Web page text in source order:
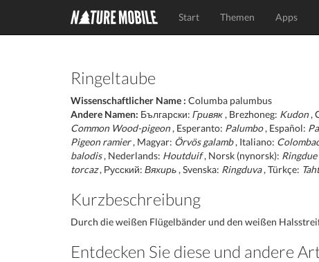
Start Themen Apps
Ringeltaube
Wissenschaftlicher Name : Columba palumbus
Andere Namen: Български: Гривяк , Brezhoneg: Kudon,
Common Wood-pigeon, Esperanto: Palumbo, Español:
Pigeon ramier, Magyar: Örvös galamb, Italiano:
balodis, Nederlands: Houtduif, Norsk (nynorsk): Ringdue
torcaz, Русский: Вяхирь , Svenska: Ringduva, Türkçe:
Kurzbeschreibung
Durch die weißen Flügelbänder und den weißen
Entdecken Sie diese und andere